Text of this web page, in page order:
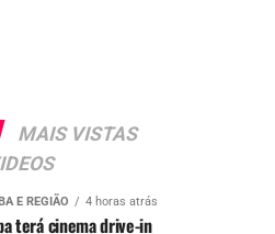
MAIS VISTAS
E REGIÃO 4 horas atrás
terá cinema drive-in